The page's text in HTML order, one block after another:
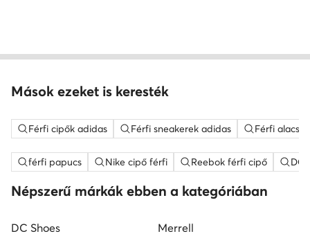
Mások ezeket is keresték
Férfi cipők adidas Férfi sneakerek adidas Férfi
férfi papucs Nike cipő férfi Reebok férfi cipő DC
Népszerű márkák ebben a kategóriában
DC Shoes Merrell